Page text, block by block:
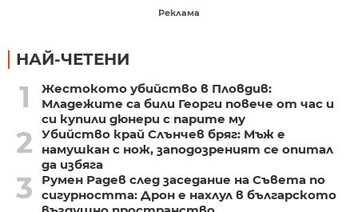
Реклама
НАЙ-ЧЕТЕНИ
1
Жестокото убийство в Пловдив:
Младежите са били Георги повече от час и
си купили дюнери с парите му
2
Убийство край Слънчев бряг: Мъж е
намушкан с нож, заподозреният се опитал
да избяга
3
Румен Радев след заседание на Съвета по
сигурността: Дрон е нахлул в българското